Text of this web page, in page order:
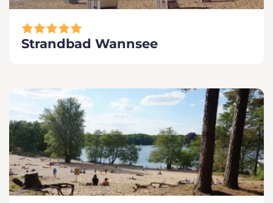
Strandbad Wannsee